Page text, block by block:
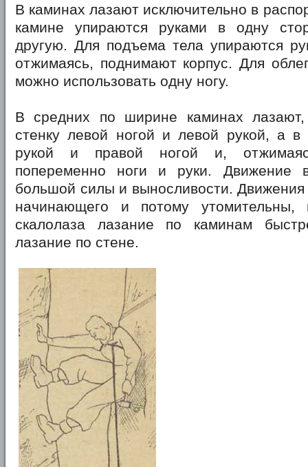
В каминах лазают исключительно в
камине упираются руками в одну
другую. Для подъема тела упираются
отжимаясь, поднимают корпус. Для
можно использовать одну ногу.
В средних по ширине каминах
стенку левой ногой и левой рукой, а
рукой и правой ногой и,
попеременно ноги и руки. Движение
большой силы и выносливости.
начинающего и потому утомительны,
скалолаза лазание по каминам
лазание по стене.